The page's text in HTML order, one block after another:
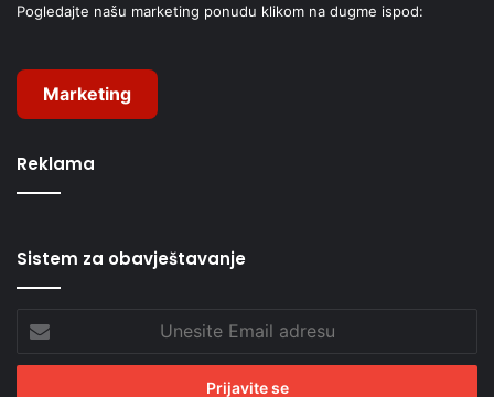
Pogledajte našu marketing ponudu klikom na dugme ispod:
Marketing
Reklama
Sistem za obavještavanje
Email
adresu